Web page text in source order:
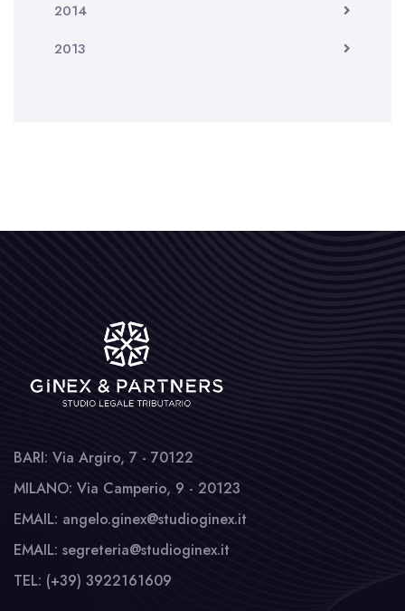
2014
2013
BARI: Via Argiro, 7 - 70122
MILANO: Via Camperio, 9 - 20123
EMAIL: angelo.ginex@studioginex.it
EMAIL: segreteria@studioginex.it
TEL: (+39) 3922161609